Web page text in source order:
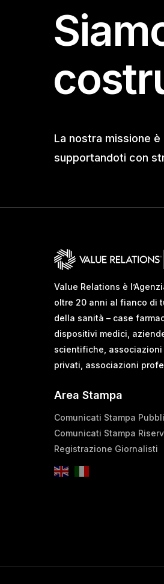
La nostra missione
supportandoti con
Value Relations è
oltre 20 anni al fianco di
della sanità – case
dispositivi medici,
scientifiche,
privati, associazioni
Area Stampa
Comunicati Stampa
Comunicati Stampa
Registrazione Giornalisti